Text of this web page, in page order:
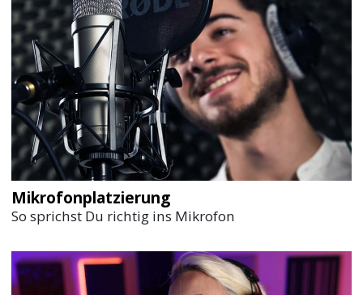
Mikrofonplatzierung
So sprichst Du richtig ins Mikrofon